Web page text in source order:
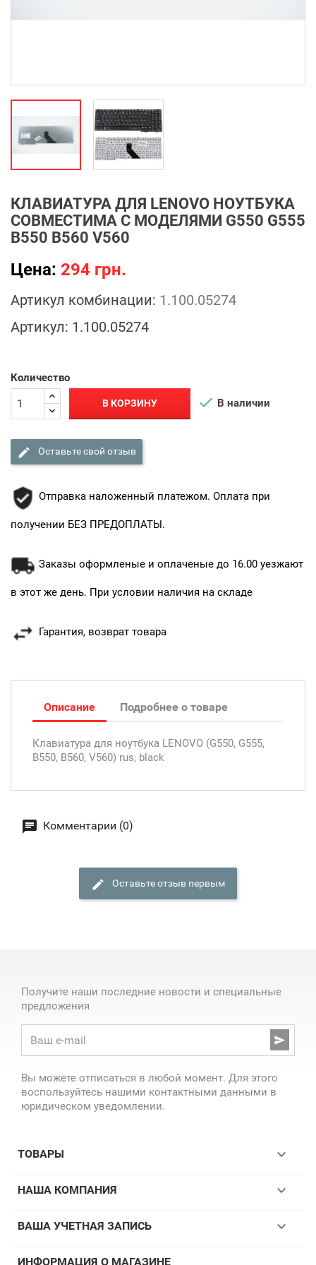
КЛАВИАТУРА ДЛЯ LENOVO НОУТБУКА
СОВМЕСТИМА С МОДЕЛЯМИ G550 G555
B550 B560 V560
Цена: 294 грн.
Артикул комбинации: 1.100.05274
Артикул: 1.100.05274
Количество
В КОРЗИНУ  В наличии
Оставьте свой отзыв
Отправка наложенный платежом. Оплата при
получении БЕЗ ПРЕДОПЛАТЫ.
Заказы оформленые и оплаченые до 16.00 уезжают
в этот же день. При условии наличия на складе
Гарантия, возврат товара
Описание Подробнее о товаре
Клавиатура для ноутбука LENOVO (G550, G555,
B550, B560, V560) rus, black
Комментарии (0)
Оставьте отзыв первым
Получите наши последние новости и специальные
предложения

Вы можете отписаться в любой момент. Для этого
воспользуйтесь нашими контактными данными в
юридическом уведомлении.
ТОВАРЫ 
НАША КОМПАНИЯ 
ВАША УЧЕТНАЯ ЗАПИСЬ 
ИНФОРМАЦИЯ О МАГАЗИНЕ